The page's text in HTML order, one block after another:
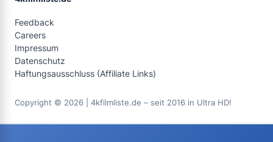
Feedback
Careers
Impressum
Datenschutz
Haftungsausschluss (Affiliate Links)
Copyright © 2026 | 4kfilmliste.de – seit 2016 in Ultra HD!